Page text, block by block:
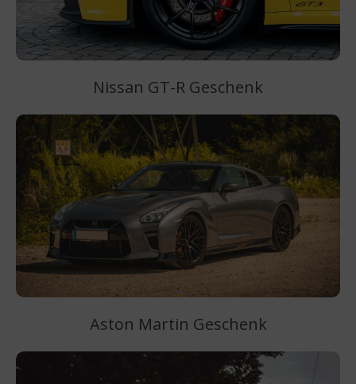
Nissan GT-R Geschenk
Aston Martin Geschenk